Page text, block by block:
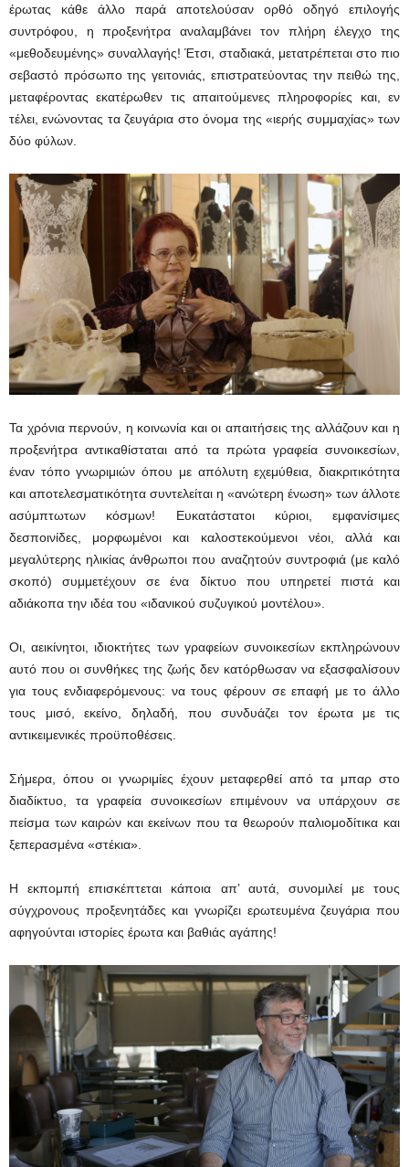
έρωτας κάθε άλλο παρά αποτελούσαν ορθό οδηγό επιλογής
συντρόφου, η προξενήτρα αναλαμβάνει τον πλήρη έλεγχο της
«μεθοδευμένης» συναλλαγής! Έτσι, σταδιακά, μετατρέπεται στο πιο
σεβαστό πρόσωπο της γειτονιάς, επιστρατεύοντας την πειθώ της,
μεταφέροντας εκατέρωθεν τις απαιτούμενες πληροφορίες και, εν
τέλει, ενώνοντας τα ζευγάρια στο όνομα της «ιερής συμμαχίας» των
δύο φύλων.
Τα χρόνια περνούν, η κοινωνία και οι απαιτήσεις της αλλάζουν και η
προξενήτρα αντικαθίσταται από τα πρώτα γραφεία συνοικεσίων,
έναν τόπο γνωριμιών όπου με απόλυτη εχεμύθεια, διακριτικότητα
και αποτελεσματικότητα συντελείται η «ανώτερη ένωση» των άλλοτε
ασύμπτωτων κόσμων! Ευκατάστατοι κύριοι, εμφανίσιμες
δεσποινίδες, μορφωμένοι και καλοστεκούμενοι νέοι, αλλά και
μεγαλύτερης ηλικίας άνθρωποι που αναζητούν συντροφιά (με καλό
σκοπό) συμμετέχουν σε ένα δίκτυο που υπηρετεί πιστά και
αδιάκοπα την ιδέα του «ιδανικού συζυγικού μοντέλου».
Οι, αεικίνητοι, ιδιοκτήτες των γραφείων συνοικεσίων εκπληρώνουν
αυτό που οι συνθήκες της ζωής δεν κατόρθωσαν να εξασφαλίσουν
για τους ενδιαφερόμενους: να τους φέρουν σε επαφή με το άλλο
τους μισό, εκείνο, δηλαδή, που συνδυάζει τον έρωτα με τις
αντικειμενικές προϋποθέσεις.
Σήμερα, όπου οι γνωριμίες έχουν μεταφερθεί από τα μπαρ στο
διαδίκτυο, τα γραφεία συνοικεσίων επιμένουν να υπάρχουν σε
πείσμα των καιρών και εκείνων που τα θεωρούν παλιομοδίτικα και
ξεπερασμένα «στέκια».
Η εκπομπή επισκέπτεται κάποια απ’ αυτά, συνομιλεί με τους
σύγχρονους προξενητάδες και γνωρίζει ερωτευμένα ζευγάρια που
αφηγούνται ιστορίες έρωτα και βαθιάς αγάπης!